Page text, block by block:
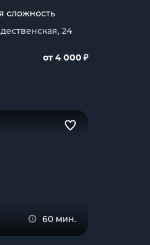
сложность
24
от 4 000 ₽
60 мин.